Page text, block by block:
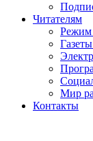
Читателям
Режим
Мир
Контакты